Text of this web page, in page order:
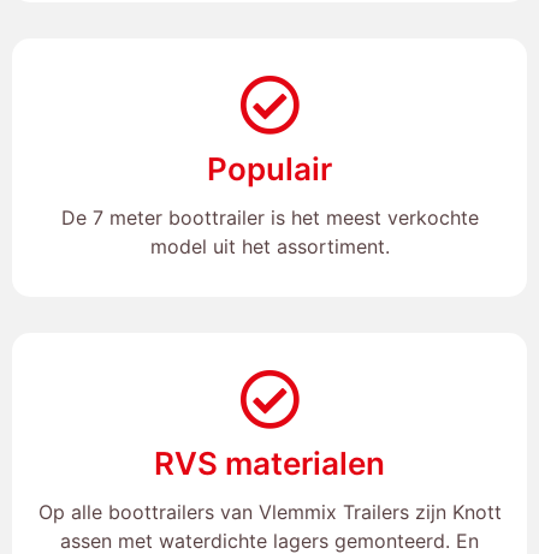
Populair
De 7 meter boottrailer is het meest verkochte
model uit het assortiment.
RVS materialen
Op alle boottrailers van Vlemmix Trailers zijn Knott
assen met waterdichte lagers gemonteerd. En